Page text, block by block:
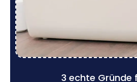
3 echte Gründe